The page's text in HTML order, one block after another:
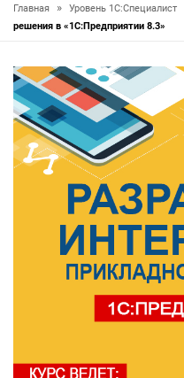
Главная » Уровень 1С:Специалист
решения в «1С:Предприятии 8.3»